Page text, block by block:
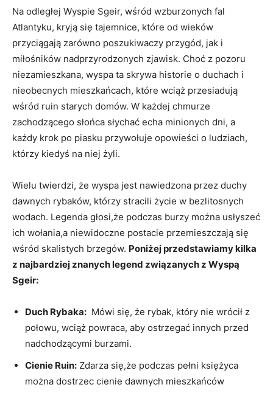
Na odległej Wyspie Sgeir, wśród ‌wzburzonych fal⁢
Atlantyku, kryją się tajemnice, które ‍od ​wieków
przyciągają zarówno poszukiwaczy przygód, jak ‌i
miłośników nadprzyrodzonych zjawisk. Choć ⁣z‍ pozoru
niezamieszkana, wyspa ta skrywa historie o duchach‌ i
nieobecnych mieszkańcach, które wciąż‌ przesiadują‍
wśród ruin starych domów. W każdej chmurze‌
zachodzącego słońca słychać echa ⁣minionych dni,⁤ a
każdy krok​ po piasku ​przywołuje opowieści ⁢o ludziach,⁢
którzy‌ kiedyś​ na niej ⁢żyli.
Wielu ⁢twierdzi, że wyspa ‍jest nawiedzona przez⁣ duchy
dawnych ⁣rybaków, którzy stracili ‍życie ​w bezlitosnych
wodach. Legenda głosi,że podczas burzy można usłyszeć
ich wołania,a niewidoczne postacie ‌przemieszczają się
wśród skalistych‍ brzegów. Poniżej przedstawiamy kilka⁤
z najbardziej znanych legend związanych ⁣z Wyspą
Sgeir:
Duch‌ Rybaka: ⁣ Mówi⁣ się, że rybak, który⁣ nie ⁢wrócił z
połowu, ⁤wciąż powraca, aby ostrzegać innych‍ przed
nadchodzącymi​ burzami.
Cienie Ruin: ⁣Zdarza się,że podczas pełni księżyca
można‌ dostrzec cienie dawnych mieszkańców